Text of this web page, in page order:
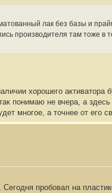
лак без базы и
производителя там тоже в
хорошего активатора
понимаю не вчера, а
многое, а точнее от его
пробовал на